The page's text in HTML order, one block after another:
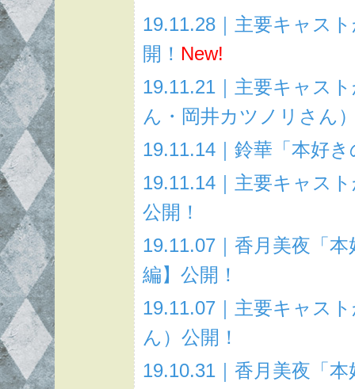
19.11.28｜主要キャス
開！ New!
19.11.21｜主要キャス
ん・岡井カツノリさん
19.11.14｜鈴華「本好
19.11.14｜主要キャス
公開！
19.11.07｜香月美夜「
編】公開！
19.11.07｜主要キャス
ん）公開！
19.10.31｜香月美夜「